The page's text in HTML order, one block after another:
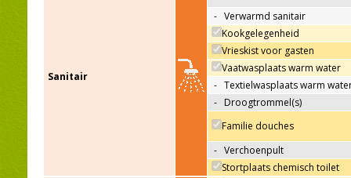
Sanitair
- Verwarmd sanitair
Kookgelegenheid
Vrieskist voor gasten
Vaatwasplaats warm water
- Textielwasplaats warm
- Droogtrommel(s)
Familie douches
- Verchoenpult
Stortplaats chemisch toilet